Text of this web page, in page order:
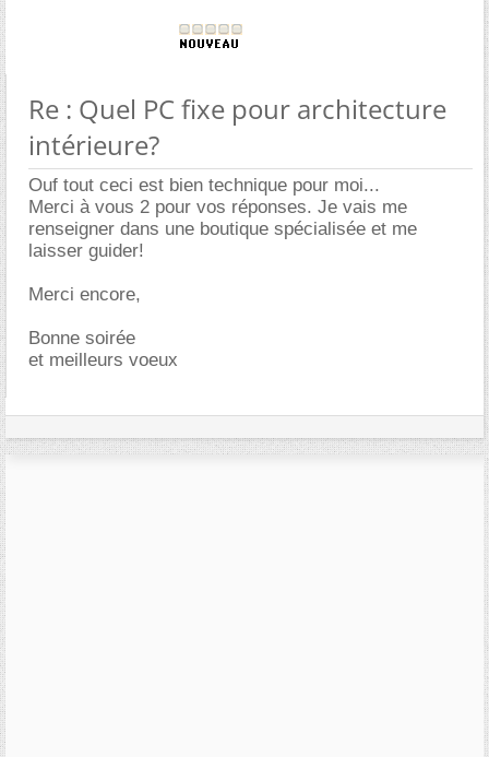
Re : Quel PC fixe pour architecture
intérieure?
Ouf tout ceci est bien technique pour moi...
Merci à vous 2 pour vos réponses. Je vais me
renseigner dans une boutique spécialisée et me
laisser guider!
Merci encore,
Bonne soirée
et meilleurs voeux